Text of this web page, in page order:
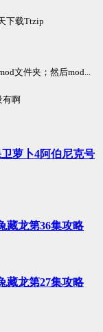
下载Ttzip
文件夹；然后mod...
有啊
萝卜4阿伯尼克号
藏龙第36集攻略
藏龙第27集攻略